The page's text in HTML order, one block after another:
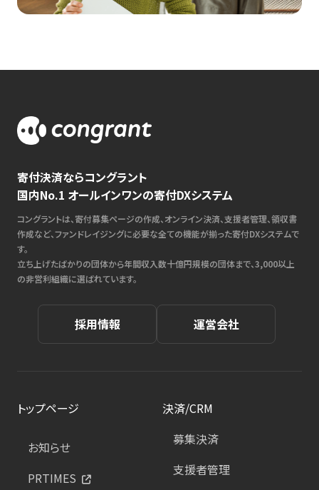
寄付決済ならコングラント
国内No.1 オールインワンの寄付DXシステム
コングラントは、寄付募集ページの作成、オンライン決済、支援者管理、領収書
作成など、ファンドレイジングに必要な全ての機能が揃った寄付DXシステムで
す。
立ち上げたばかりの団体から年間収入数十億円規模の団体まで、3,000以上
の非営利組織に選ばれています。
採用情報 運営会社
トップページ
お知らせ
PRTIMES
決済/CRM
募集決済
支援者管理